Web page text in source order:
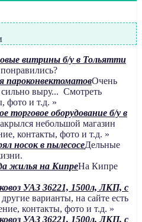
витрины б/у в Тольятти
пароконвектоматовОчень
выру... Смотреть
фото и т.д. »
торговое оборудование б/у в
небольшой магазин
контакты, фото и т.д. »
носок в пылесосеДельные
жилья на КипреНа Кипре
УАЗ 36221, 1500л, ЛКП, с
варианты, на сайте есть
контакты, фото и т.д. »
УАЗ 36221, 1500л, ЛКП, с